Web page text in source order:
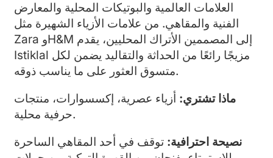
العلامات العالمية والبوتيكات المحلية والمعارض
الفنية والمقاهي. من علامات الأزياء الشهيرة مثل
Zara وH&M إلى المصممين الأتراك المحليين، يقدم
Istiklal مزيجًا رائعًا من الحداثة والتقاليد يضمن لكل
متسوق العثور على ما يناسب ذوقه.
ماذا تشتري: أزياء عصرية، إكسسوارات، منتجات
حرفية محلية.
نصيحة احترافية: توقف في أحد المقاهي الساحرة